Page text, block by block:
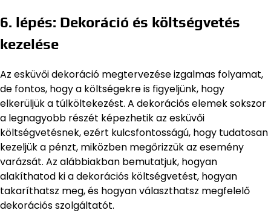
6. lépés: Dekoráció és költségvetés
kezelése
Az esküvői dekoráció megtervezése izgalmas folyamat,
de fontos, hogy a költségekre is figyeljünk, hogy
elkerüljük a túlköltekezést. A dekorációs elemek sokszor
a legnagyobb részét képezhetik az esküvői
költségvetésnek, ezért kulcsfontosságú, hogy tudatosan
kezeljük a pénzt, miközben megőrizzük az esemény
varázsát. Az alábbiakban bemutatjuk, hogyan
alakíthatod ki a dekorációs költségvetést, hogyan
takaríthatsz meg, és hogyan választhatsz megfelelő
dekorációs szolgáltatót.